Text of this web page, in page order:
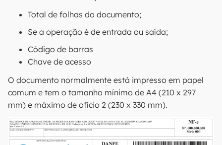
Total de folhas do documento;
Se a operação é de entrada ou saída;
Código de barras
Chave de acesso
O documento normalmente está impresso em papel
comum e tem o tamanho mínimo de A4 (210 x 297
mm) e máximo de ofício 2 (230 x 330 mm).